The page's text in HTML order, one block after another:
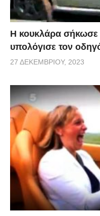
Η κουκλάρα σήκωσε
υπολόγισε τον
27 ΔΕΚΕΜΒΡΊΟΥ, 2023